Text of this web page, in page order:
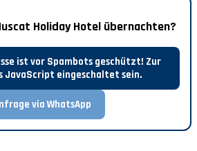
Holiday Hotel übernachten?
ist vor Spambots geschützt! Zur
JavaScript eingeschaltet sein.
via WhatsApp